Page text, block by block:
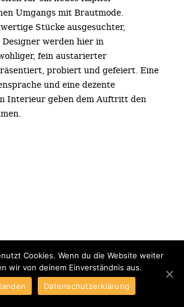
Umgangs mit Brautmode.
Stücke ausgesuchter,
werden hier in
fein austarierter
probiert und gefeiert. Eine
und eine dezente
Interieur geben dem Auftritt den
imprint
datenschutz
Cookies. Wenn du die Website weiter
wir von deinem Einverständnis aus.
Datenschutzerklärung